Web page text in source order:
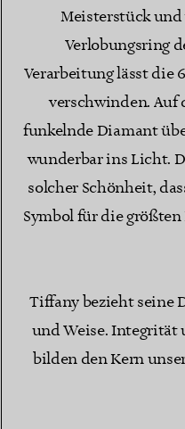
Meisterstück
Verlobungsring
Verarbeitung lässt die
verschwinden. Auf
funkelnde Diamant
wunderbar ins Licht.
solcher Schönheit,
Symbol für die
Tiffany bezieht seine
und Weise. Integrität
bilden den Kern